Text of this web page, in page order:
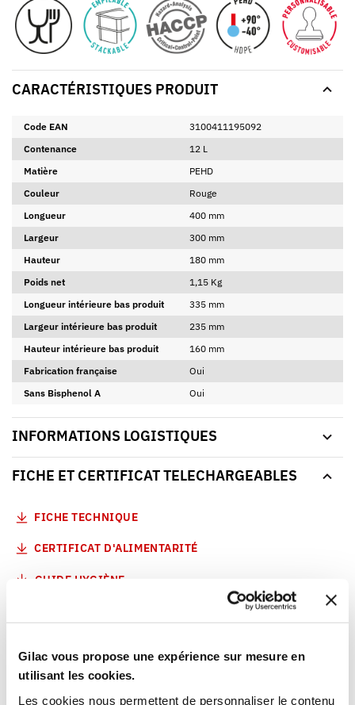
Gilac vous propose une expérience sur mesure en
utilisant les cookies.
Les cookies nous permettent de personnaliser le contenu
CARACTÉRISTIQUES PRODUIT
Code EAN
3100411195092
Contenance
12 L
Matière
PEHD
Couleur
Rouge
Longueur
400 mm
Largeur
300 mm
Hauteur
180 mm
Poids net
1,15 Kg
Longueur intérieure bas produit
335 mm
Largeur intérieure bas produit
235 mm
Hauteur intérieure bas produit
160 mm
Fabrication française
Oui
Sans Bisphenol A
Oui
INFORMATIONS LOGISTIQUES
FICHE ET CERTIFICAT TELECHARGEABLES
FICHE TECHNIQUE
CERTIFICAT D'ALIMENTARITÉ
GUIDE HYGIÈNE
VOUS AIMEREZ AUSSI